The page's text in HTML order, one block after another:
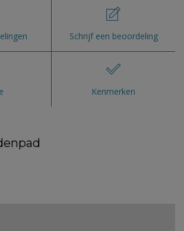
Schrijf een beoordeling
Kenmerken